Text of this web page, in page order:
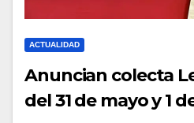
ACTUALIDAD
Anuncian colecta
del 31 de mayo y 1